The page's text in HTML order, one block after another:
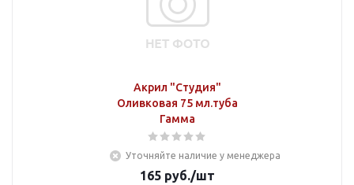
Акрил "Студия"
Оливковая 75 мл.туба
Гамма
Уточняйте наличие у менеджера
165 руб./шт